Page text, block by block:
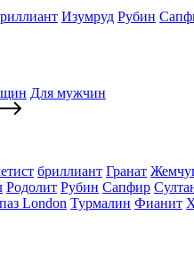
Изумруд Рубин
Для мужчин
бриллиант Гранат
Родолит Рубин Сапфир
London Турмалин Фианит